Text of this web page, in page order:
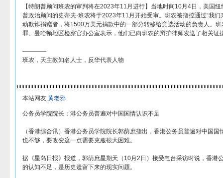
【特朗普顾问班农的审判将在2023年11月进行】当地时间10月4日，美国
普政治顾问的史蒂夫·班农将于2023年11月开始受审。班农被指控通过“我
动欺诈捐赠者，将1500万美元捐款中的一部分转移给竞选活动的负责人。
罪。曼哈顿地区检察官办公室表示，他们已向班农的辩护律师发送了相关证
————
班农，天主教知名人士，反华代表人物
本站网友 黄老邪
公务员学院院长：港公务员普遍对中国国情认识不足
（香港综合讯）香港公务员学院院长郭荫庶指出，香港公务员普遍对中国
也不够，要改变这一点需要克服很大困难。
据《星岛日报》报道，郭荫庶星期天（10月2日）接受电台采访时说，香港
的认知不足，是历史遗留下来的现实问题。